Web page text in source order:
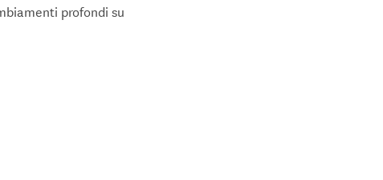
profondi su
organizzazioni e